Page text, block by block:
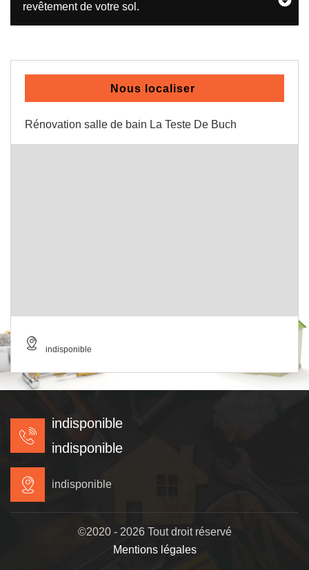
revêtement de votre sol.
Nous localiser
Rénovation salle de bain La Teste De Buch
indisponible
indisponible
indisponible
indisponible
©2020 - 2026 Tout droit réservé
Mentions légales